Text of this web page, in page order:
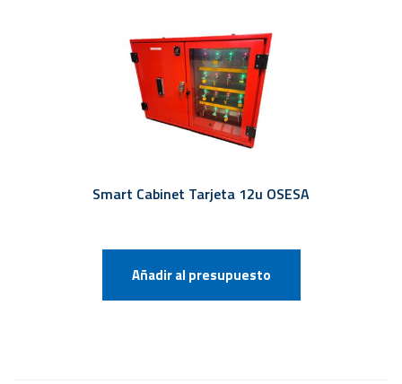
Smart Cabinet Tarjeta 12u OSESA
Añadir al presupuesto